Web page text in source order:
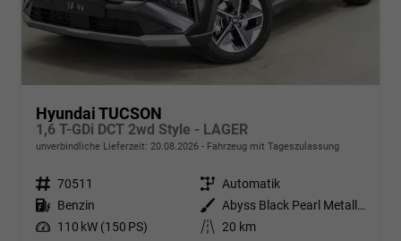
Hyundai TUCSON
1,6 T-GDi DCT 2wd Style - LAGER
unverbindliche Lieferzeit: 20.08.2026 Fahrzeug mit Tageszulassung
Fahrzeugnr. 70511 Getriebe Automatik
Kraftstoff Benzin Außenfarbe
Abyss Black Pearl Metallic ()
Leistung 110 kW (150 PS) Kilometerstand 20 km